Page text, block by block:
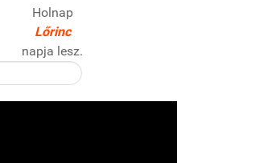
Holnap
Lőrinc
napja lesz.